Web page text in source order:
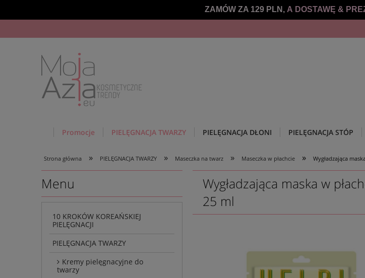
ZAMÓW ZA 129 PLN, A DOSTAWĘ &
Promocje PIELĘGNACJA TWARZY PIELĘGNACJA DŁONI PIELĘGNACJA STÓP
Strona główna » PIELĘGNACJA TWARZY » Maseczka na twarz » Maseczka w płachcie » Wygładzająca
Menu
10 KROKÓW KOREAŃSKIEJ
PIELĘGNACJI
PIELĘGNACJA TWARZY
Kremy pielęgnacyjne do
twarzy
Wygładzająca maska w
25 ml